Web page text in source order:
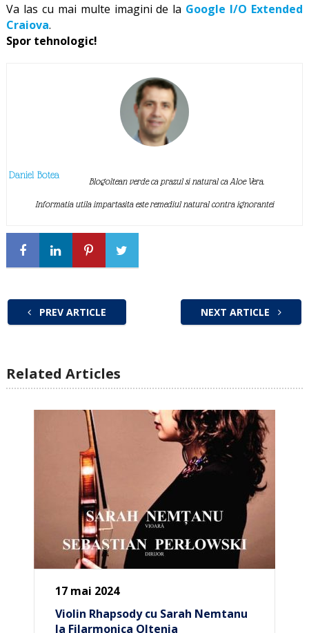
Va las cu mai multe imagini de la Google I/O Extended
Craiova.
Spor tehnologic!
Daniel Botea
Blogoltean verde ca prazul si natural ca Aloe Vera.
Informatia utila impartasita este remediul natural contra ignorantei
PREV ARTICLE NEXT ARTICLE
Related Articles
17 mai 2024
Violin Rhapsody cu Sarah Nemtanu
la Filarmonica Oltenia